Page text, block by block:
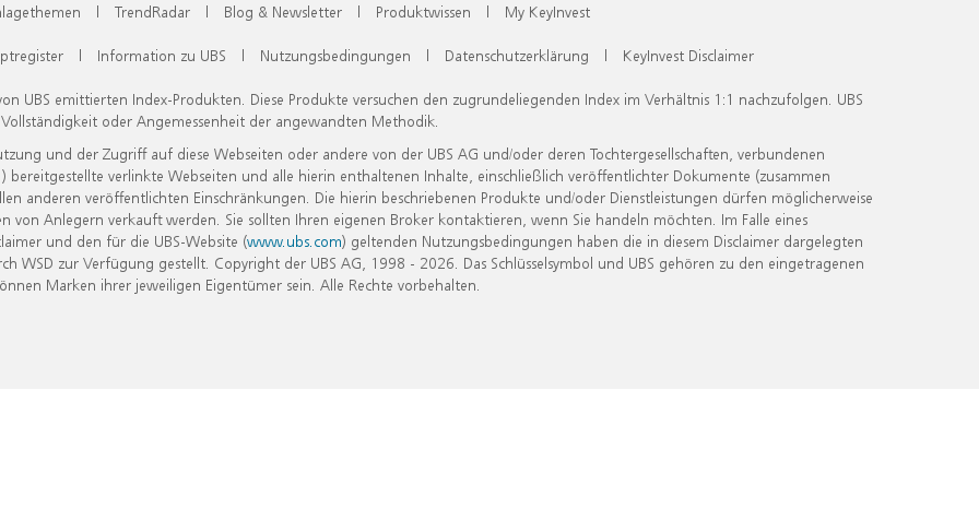
| TrendRadar | Blog & Newsletter | Produktwissen | My KeyInvest
| Information zu UBS | Nutzungsbedingungen | Datenschutzerklärung | KeyInvest Disclaimer
UBS emittierten Index-Produkten. Diese Produkte versuchen den zugrundeliegenden Index im Verhältnis 1:1 nachzufolgen. UBS
oder Angemessenheit der angewandten Methodik.
und der Zugriff auf diese Webseiten oder andere von der UBS AG und/oder deren Tochtergesellschaften, verbundenen
verlinkte Webseiten und alle hierin enthaltenen Inhalte, einschließlich veröffentlichter Dokumente (zusammen
anderen veröffentlichten Einschränkungen. Die hierin beschriebenen Produkte und/oder Dienstleistungen dürfen möglicherweise
Anlegern verkauft werden. Sie sollten Ihren eigenen Broker kontaktieren, wenn Sie handeln möchten. Im Falle eines
und den für die UBS-Website (www.ubs.com) geltenden Nutzungsbedingungen haben die in diesem Disclaimer dargelegten
zur Verfügung gestellt. Copyright der UBS AG, 1998 - 2026. Das Schlüsselsymbol und UBS gehören zu den eingetragenen
Marken ihrer jeweiligen Eigentümer sein. Alle Rechte vorbehalten.